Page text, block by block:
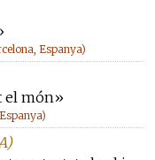
Espanya)
el món»